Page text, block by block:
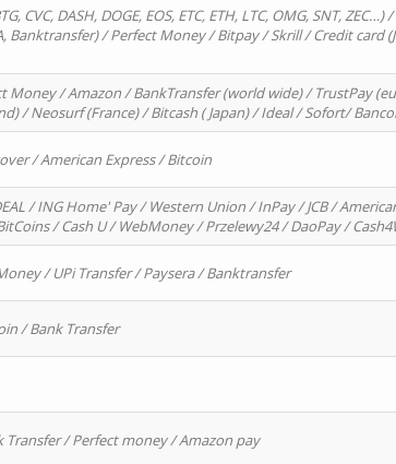
DASH, DOGE, EOS, ETC, ETH, LTC, OMG, SNT, ZEC…)
Banktransfer) / Perfect Money / Bitpay / Skrill / Credit card
Money / Amazon / BankTransfer (world wide) / TrustPay
/ Neosurf (France) / Bitcash ( Japan) / Ideal / Sofort/
/ American Express / Bitcoin
/ ING Home' Pay / Western Union / InPay / JCB /
/ Cash U / WebMoney / Przelewy24 / DaoPay /
/ UPi Transfer / Paysera / Banktransfer
/ Bank Transfer
/ Perfect money / Amazon pay